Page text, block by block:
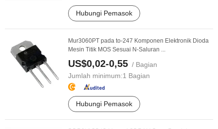
Hubungi Pemasok
Mur3060PT pada to-247 Komponen Elektronik Dioda
Mesin Titik MOS Sesuai N-Saluran ...
US$0,02-0,55 / Bagian
Jumlah minimum:1 Bagian
Hubungi Pemasok